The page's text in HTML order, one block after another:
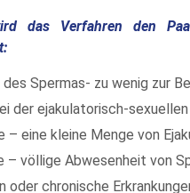
das Verfahren den
Spermas- zu wenig zur
der ejakulatorisch-
– eine kleine Menge von
– völlige Abwesenheit von
oder chronische